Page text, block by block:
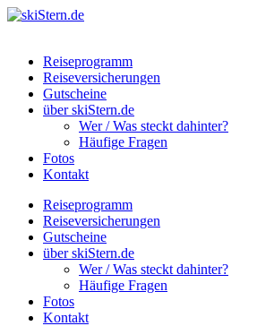
Reiseprogramm
Reiseversicherungen
Gutscheine
über skiStern.de
Wer / Was steckt dahinter?
Häufige Fragen
Fotos
Kontakt
Reiseprogramm
Reiseversicherungen
Gutscheine
über skiStern.de
Wer / Was steckt dahinter?
Häufige Fragen
Fotos
Kontakt